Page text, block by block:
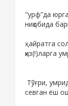
"урф”да
ниқобида
ҳайратга
қиз(!)ларга
Тўғри,
севган ёш